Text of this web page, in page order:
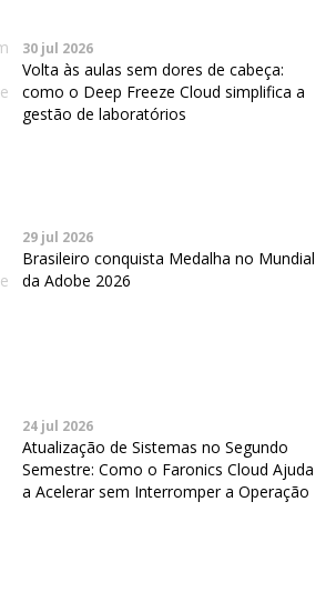
30 jul 2026
Volta às aulas sem dores de cabeça:
como o Deep Freeze Cloud simplifica a
gestão de laboratórios
29 jul 2026
Brasileiro conquista Medalha no Mundial
da Adobe 2026
24 jul 2026
Atualização de Sistemas no Segundo
Semestre: Como o Faronics Cloud Ajuda
a Acelerar sem Interromper a Operação